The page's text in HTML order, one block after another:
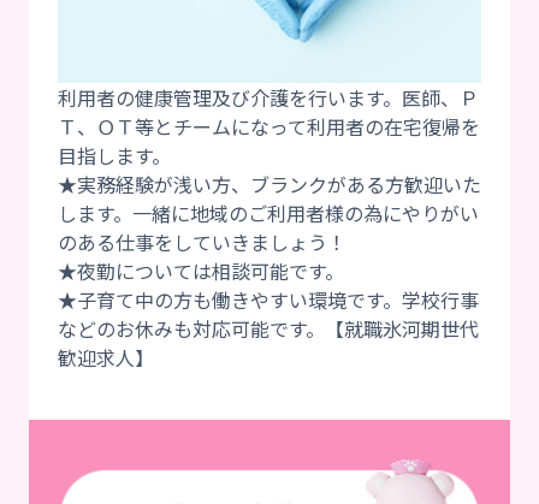
利用者の健康管理及び介護を行います。医師、Ｐ
Ｔ、ＯＴ等とチームになって利用者の在宅復帰を
目指します。
★実務経験が浅い方、ブランクがある方歓迎いた
します。一緒に地域のご利用者様の為にやりがい
のある仕事をしていきましょう！
★夜勤については相談可能です。
★子育て中の方も働きやすい環境です。学校行事
などのお休みも対応可能です。【就職氷河期世代